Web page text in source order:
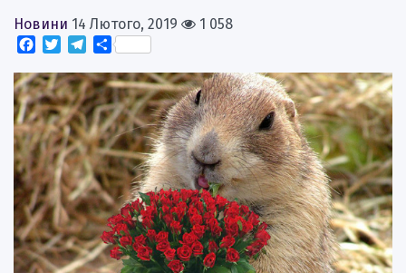
Новини 14 Лютого, 2019
1 058
Facebook
TwitterTelegram
Поділитися